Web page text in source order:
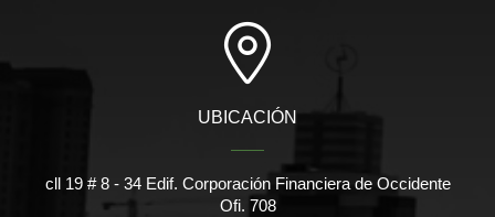
UBICACIÓN
cll 19 # 8 - 34 Edif. Corporación Financiera de Occidente
Ofi. 708